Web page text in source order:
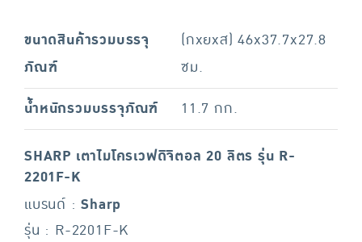
ขนาดสินค้ารวมบรรจุ
ภัณฑ์
(กxยxส) 46x37.7x27.8
ซม.
น้ำหนักรวมบรรจุภัณฑ์
11.7 กก.
SHARP เตาไมโครเวฟดิจิตอล 20 ลิตร รุ่น R-
2201F-K
แบรนด์ :Sharp
รุ่น : R-2201F-K